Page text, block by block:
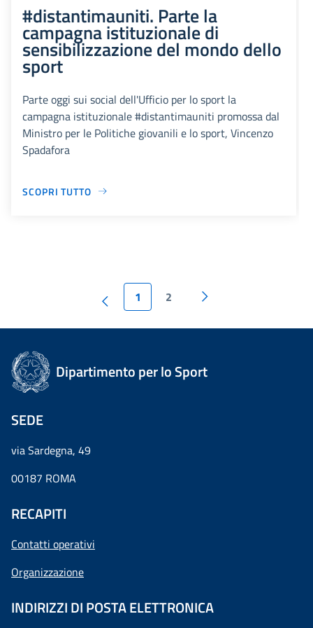
#distantimauniti. Parte la
campagna istituzionale di
sensibilizzazione del mondo dello
sport
Parte oggi sui social dell'Ufficio per lo sport la
campagna istituzionale #distantimauniti promossa dal
Ministro per le Politiche giovanili e lo sport, Vincenzo
Spadafora
SCOPRI TUTTO
1 2
Dipartimento per lo Sport
SEDE
via Sardegna, 49
00187 ROMA
RECAPITI
Contatti operativi
Organizzazione
INDIRIZZI DI POSTA ELETTRONICA